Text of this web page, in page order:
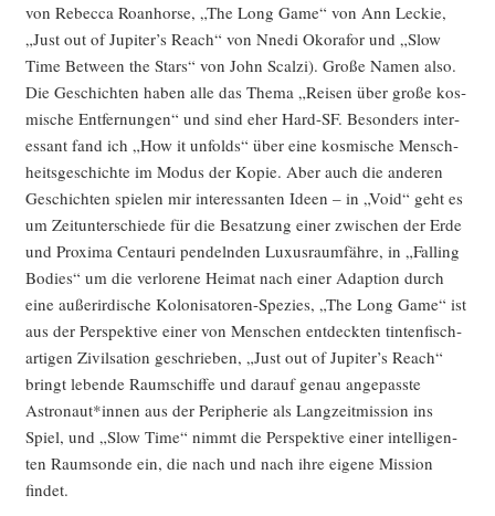
von Rebec­ca Roan­horse, „The Long Game“ von Ann Leckie,
„Just out of Jupiter’s Reach“ von Nne­di Oko­ra­for und „Slow
Time Bet­ween the Stars“ von John Scal­zi). Gro­ße Namen also.
Die Geschich­ten haben alle das The­ma „Rei­sen über gro­ße kos­
mi­sche Ent­fer­nun­gen“ und sind eher Hard-SF. Beson­ders inter­
es­sant fand ich „How it unfolds“ über eine kos­mi­sche Mensch­
heits­ge­schich­te im Modus der Kopie. Aber auch die ande­ren
Geschich­ten spie­len mir inter­es­san­ten Ideen – in „Void“ geht es
um Zeit­un­ter­schie­de für die Besat­zung einer zwi­schen der Erde
und Pro­xi­ma Cen­tau­ri pen­deln­den Luxus­raum­fäh­re, in „Fal­ling
Bodies“ um die ver­lo­re­ne Hei­mat nach einer Adap­ti­on durch
eine außer­ir­di­sche Kolo­ni­sa­to­ren-Spe­zi­es, „The Long Game“ ist
aus der Per­spek­ti­ve einer von Men­schen ent­deck­ten tin­ten­fisch­
ar­ti­gen Zivil­sa­ti­on geschrie­ben, „Just out of Jupiter’s Reach“
bringt leben­de Raum­schif­fe und dar­auf genau ange­pass­te
Astronaut*innen aus der Peri­phe­rie als Lang­zeit­mis­si­on ins
Spiel, und „Slow Time“ nimmt die Per­spek­ti­ve einer intel­li­gen­
ten Raum­son­de ein, die nach und nach ihre eige­ne Mis­si­on
findet.